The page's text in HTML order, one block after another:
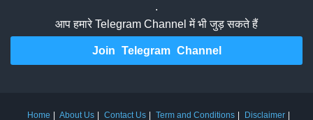
.
आप हमारे Telegram Channel में भी जुड़ सकते हैं
Join Telegram Channel
Home About Us Contact Us Term and Conditions Disclaimer